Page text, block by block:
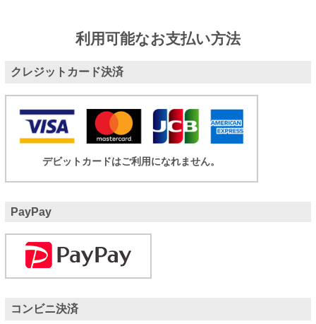
利用可能なお支払い方法
クレジットカード決済
デビットカードはご利用になれません。
PayPay
コンビニ決済